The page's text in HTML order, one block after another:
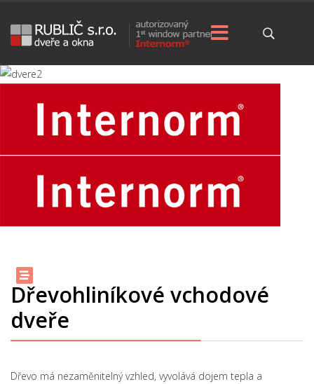
Dřevohliníkové vchodové
dveře
Dřevo má nezaměnitelný vzhled, vyvolává dojem tepla a